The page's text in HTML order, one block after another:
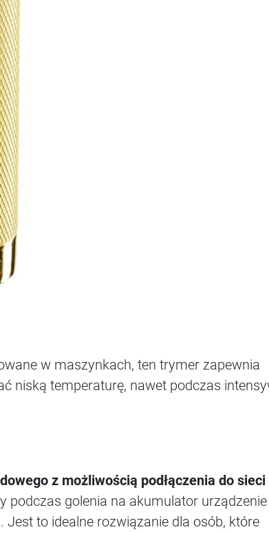
w maszynkach, ten trymer zapewnia
niską temperaturę, nawet podczas
z możliwością podłączenia do sieci
golenia na akumulator urządzenie
Jest to idealne rozwiązanie dla osób, które